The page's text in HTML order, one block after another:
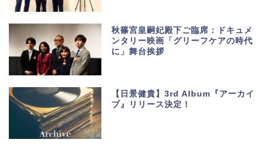
秋篠宮皇嗣妃殿下ご臨席：ドキュメ
ンタリー映画「グリーフケアの時代
に」舞台挨拶
【日景健貴】3rd Album『アーカイ
ブ』リリース決定！